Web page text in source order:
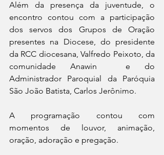
Além da presença da juventude, o
encontro contou com a participação
dos servos dos Grupos de Oração
presentes na Diocese, do presidente
da RCC diocesana, Valfredo Peixoto, da
comunidade Anawin  e do
Administrador Paroquial da Paróquia
São João Batista, Carlos Jerônimo.
A programação contou com
momentos de louvor, animação,
oração, adoração e pregação.